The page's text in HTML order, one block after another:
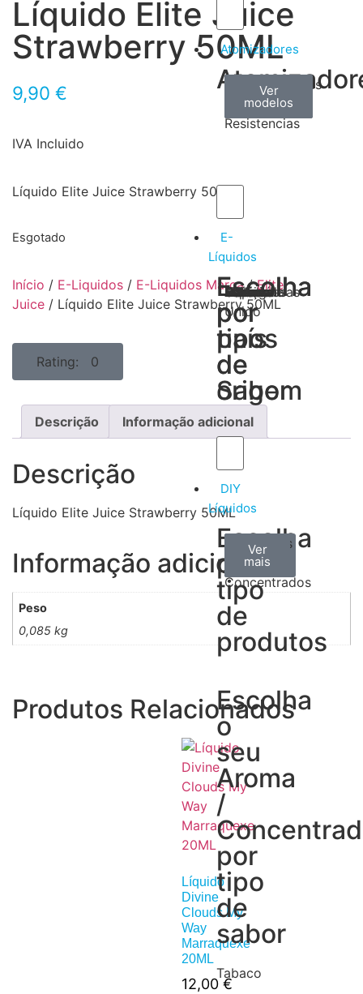
Atomizadores
Claromizadores
Ver
modelos
Reconstruíveis
Ver
modelos
Resistencias
Ver
modelos
E-
Líquidos
Escolha
por
tipos
de
Sabor
Tabaco
Frutas
Bebidas
Frescos
Sobremesas
Escolha
por
país
de
origem
Portugal
Alemanha
USA
Reino
Unido
Canadá
França
Malásia
Filipinas
Espanha
Polónia
Grécia
DIY
Líquidos
Escolha
por
tipo
de
produtos
Aromas
Concentrados
Ver
todos
Bases
Ver
mais
Accesorios
Ver
mais
Escolha
o
seu
Aroma
/
por
tipo
de
sabor
Tabaco
Líquido Elite Juice
Strawberry 50ML
9,90 €
IVA Incluido
Líquido Elite Juice Strawberry 50ML
Esgotado
Início / E-Liquidos / E-Liquidos Marca/Elite
Juice / Líquido Elite Juice Strawberry 50ML
Rating: 0
Descrição Informação adicional
Descrição
Líquido Elite Juice Strawberry 50ML
Informação adicional
Peso
0,085 kg
Produtos Relacionados
Líquido
Divine
Clouds My
Way
Marraquexe
20ML
12,00 €